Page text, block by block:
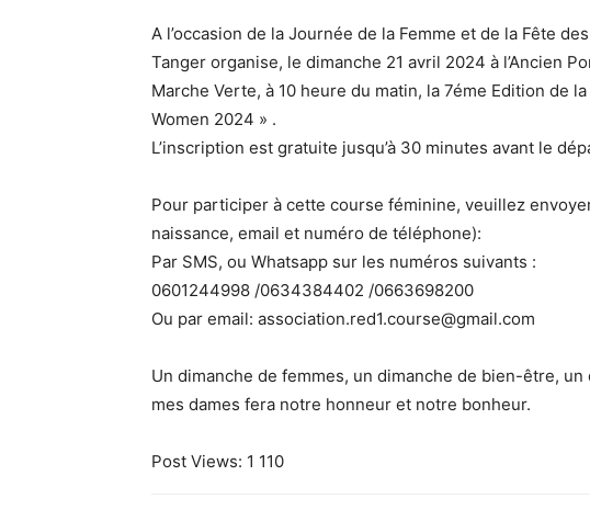
A l’occasion de la Journée de la Femme et de la Fête
Tanger organise, le dimanche 21 avril 2024 à l’Ancien
Marche Verte, à 10 heure du matin, la 7éme Edition de
Women 2024 » .
L’inscription est gratuite jusqu’à 30 minutes avant le
Pour participer à cette course féminine, veuillez
naissance, email et numéro de téléphone):
Par SMS, ou Whatsapp sur les numéros suivants :
0601244998 /0634384402 /0663698200
Ou par email: association.red1.course@gmail.com
Un dimanche de femmes, un dimanche de bien-être,
mes dames fera notre honneur et notre bonheur.
Post Views: 1 110